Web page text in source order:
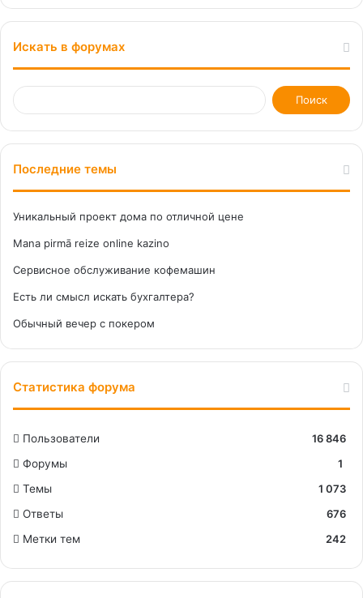
Искать в форумах
Последние темы
Уникальный проект дома по отличной цене
Mana pirmā reize online kazino
Сервисное обслуживание кофемашин
Есть ли смысл искать бухгалтера?
Обычный вечер с покером
Статистика форума
Пользователи
16 846
Форумы
1
Темы
1 073
Ответы
676
Метки тем
242